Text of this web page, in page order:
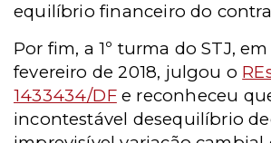
equilíbrio financeiro do
Por fim, a 1º turma do STJ,
fevereiro de 2018, julgou o
1433434/DFe reconheceu
incontestável desequilíbrio